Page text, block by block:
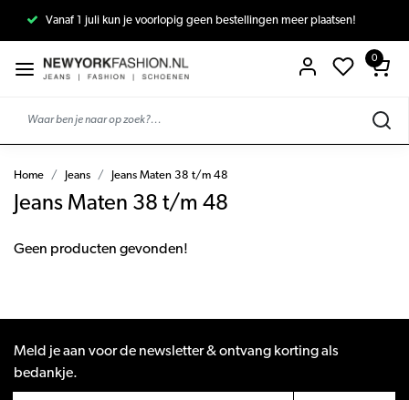
Vanaf 1 juli kun je voorlopig geen bestellingen meer plaatsen!
0
Home Jeans Jeans Maten 38 t/m 48
Jeans Maten 38 t/m 48
Geen producten gevonden!
Meld je aan voor de newsletter & ontvang korting als
bedankje.